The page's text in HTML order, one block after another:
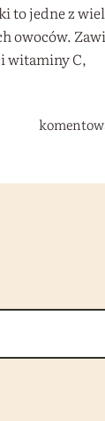
to jedne z
owoców.
witaminy C,